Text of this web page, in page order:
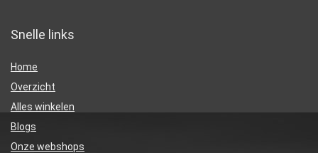
Snelle links
Home
Overzicht
Alles winkelen
Blogs
Onze webshops